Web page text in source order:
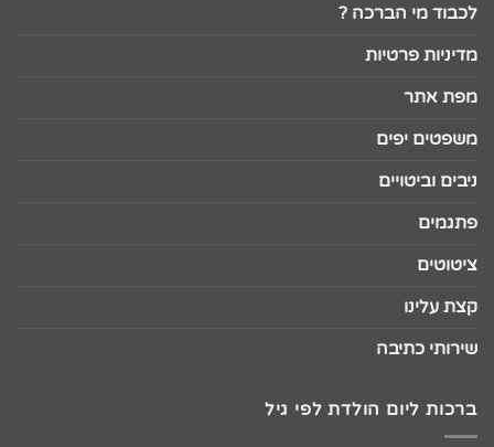
לכבוד מי הברכה ?
מדיניות פרטיות
מפת אתר
משפטים יפים
ניבים וביטויים
פתגמים
ציטוטים
קצת עלינו
שירותי כתיבה
ברכות ליום הולדת לפי גיל